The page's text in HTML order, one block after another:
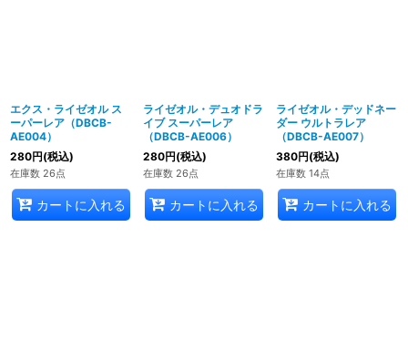
エクス・ライゼオル ス
ーパーレア（DBCB-
AE004）
280円(税込)
在庫数 26点
カートに入れる
ライゼオル・デュオドラ
イブ スーパーレア
（DBCB-AE006）
280円(税込)
在庫数 26点
カートに入れる
ライゼオル・デッドネー
ダー ウルトラレア
（DBCB-AE007）
380円(税込)
在庫数 14点
カートに入れる